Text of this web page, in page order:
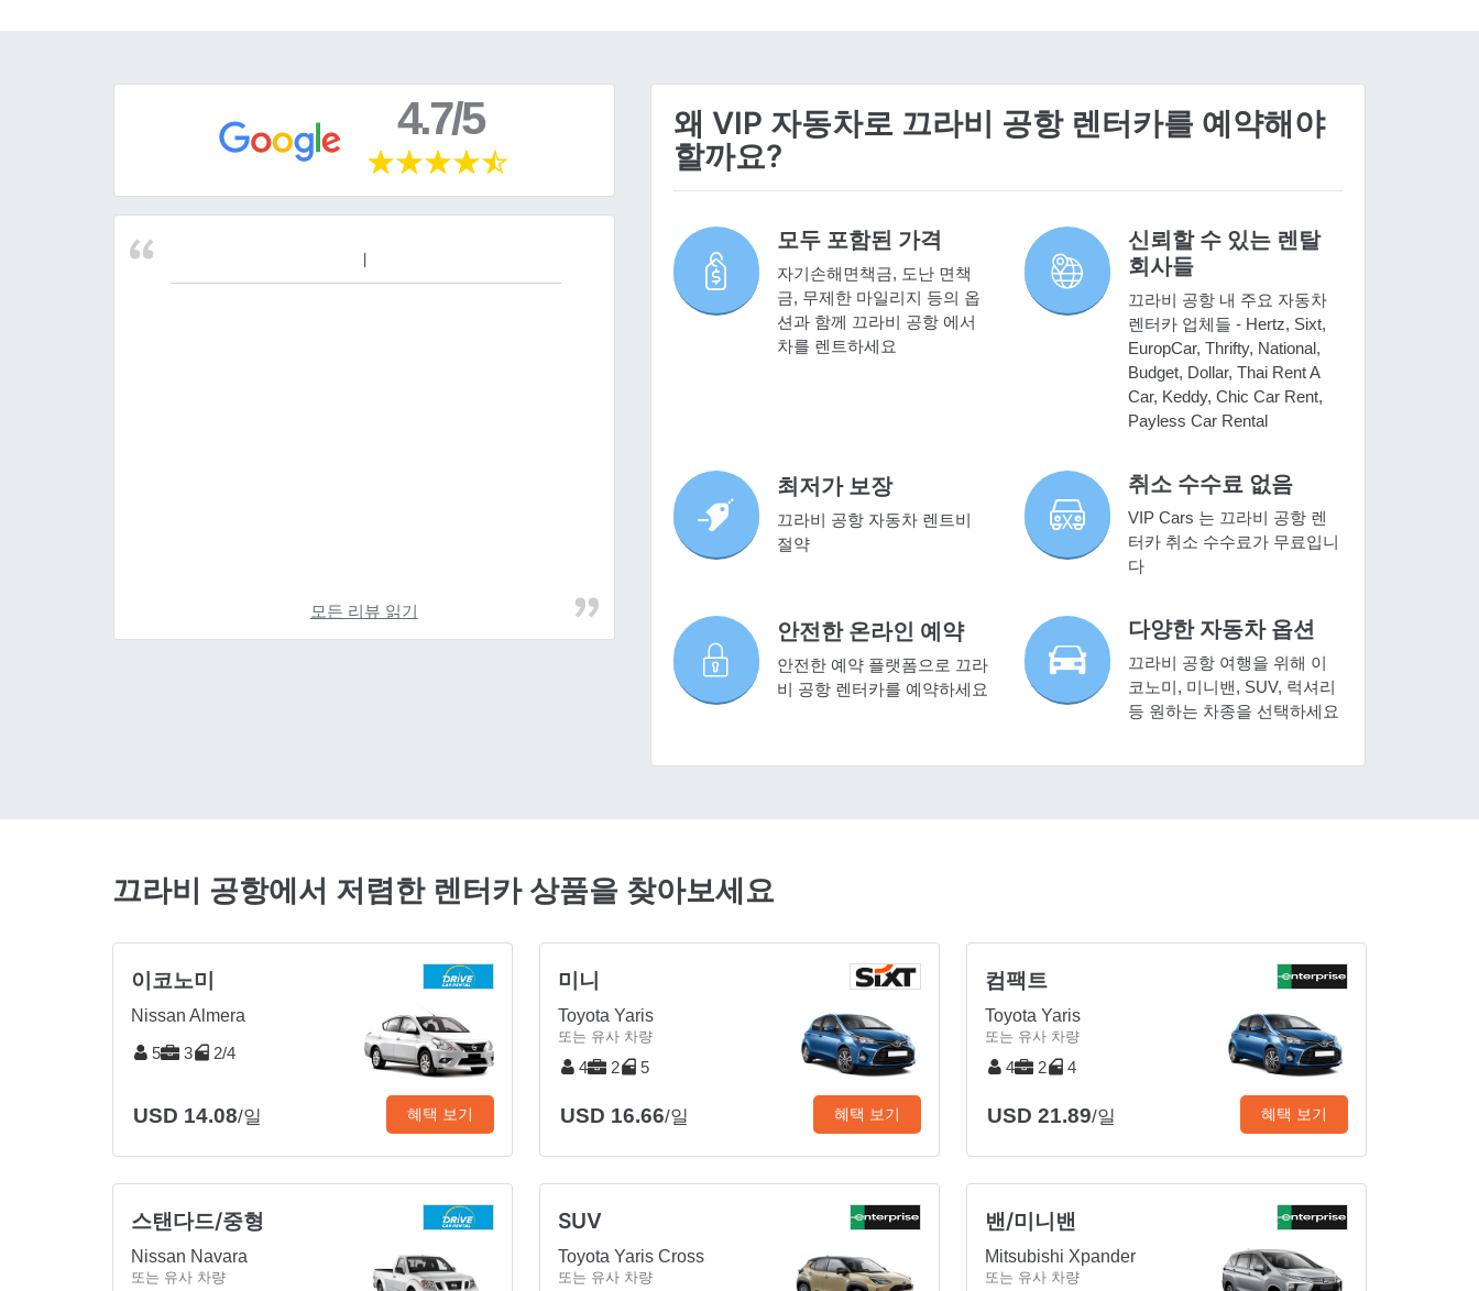
4.7/5
모든 리뷰 읽기
왜 VIP 자동차로 끄라비 공항 렌터카를 예약해야
할까요?
모두 포함된 가격
자기손해면책금, 도난 면책
금, 무제한 마일리지 등의 옵
션과 함께 끄라비 공항 에서
차를 렌트하세요
신뢰할 수 있는 렌탈
회사들
끄라비 공항 내 주요 자동차
렌터카 업체들 - Hertz, Sixt,
EuropCar, Thrifty, National,
Budget, Dollar, Thai Rent A
Car, Keddy, Chic Car Rent,
Payless Car Rental
최저가 보장
끄라비 공항 자동차 렌트비
절약
취소 수수료 없음
VIP Cars 는 끄라비 공항 렌
터카 취소 수수료가 무료입니
다
안전한 온라인 예약
안전한 예약 플랫폼으로 끄라
비 공항 렌터카를 예약하세요
다양한 자동차 옵션
끄라비 공항 여행을 위해 이
코노미, 미니밴, SUV, 럭셔리
등 원하는 차종을 선택하세요
끄라비 공항에서 저렴한 렌터카 상품을 찾아보세요
이코노미
Nissan Almera
5
3 2/4
USD 14.08/일 혜택 보기
미니
Toyota Yaris
또는 유사 차량
4 2 5
USD 16.66/일 혜택 보기
컴팩트
Toyota Yaris
또는 유사 차량
4 2 4
USD 21.89/일 혜택 보기
스탠다드/중형
Nissan Navara
또는 유사 차량
SUV
Toyota Yaris Cross
또는 유사 차량
밴/미니밴
Mitsubishi Xpander
또는 유사 차량